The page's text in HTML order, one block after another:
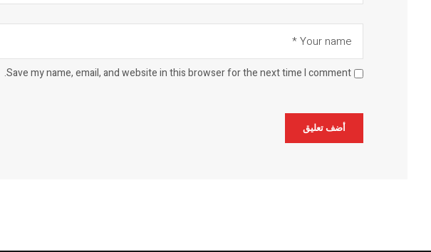
Save my name, email, and website in this browser for the next time I comment.